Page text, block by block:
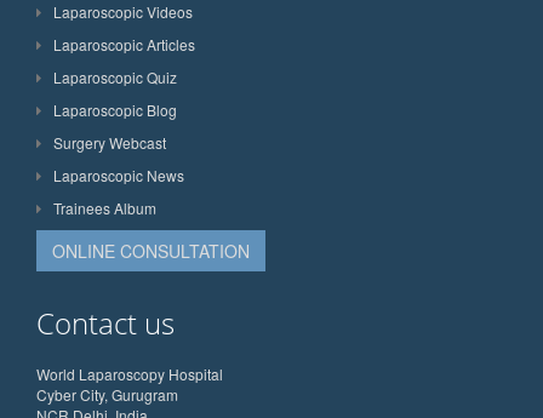
Laparoscopic Videos
Laparoscopic Articles
Laparoscopic Quiz
Laparoscopic Blog
Surgery Webcast
Laparoscopic News
Trainees Album
ONLINE CONSULTATION
Contact us
World Laparoscopy Hospital
Cyber City, Gurugram